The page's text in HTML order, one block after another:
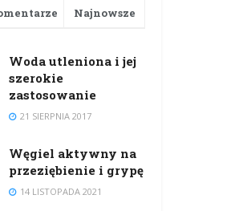
Najnowsze
Woda utleniona i jej
szerokie
zastosowanie
21 SIERPNIA 2017
Węgiel aktywny na
przeziębienie i grypę
14 LISTOPADA 2021